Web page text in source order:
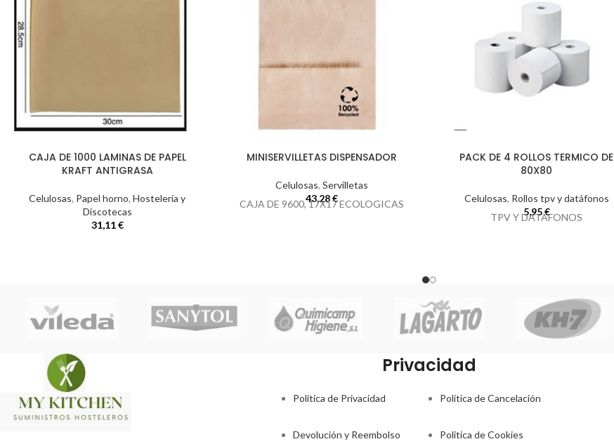
CAJA DE 1000 LAMINAS DE PAPEL
KRAFT ANTIGRASA
Celulosas, Papel horno,Hostelería y
Discotecas
31,11€
MINISERVILLETAS DISPENSADOR
Celulosas,Servilletas
43,28€
CAJA DE 9600, 17X17 ECOLOGICAS
PACK DE 4 ROLLOS TERMICO DE
80X80
Celulosas, Rollos tpv y datáfonos
5,95€
TPV Y DATAFONOS
Privacidad
Politica de Privacidad
Devolución y Reembolso
Política de Cancelación
Politica de Cookies